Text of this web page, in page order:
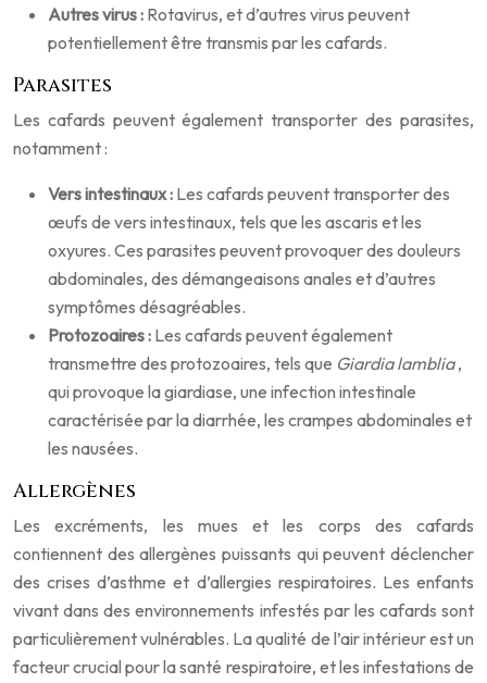
Autres virus : Rotavirus, et d’autres virus peuvent
potentiellement être transmis par les cafards.
Parasites
Les cafards peuvent également transporter des parasites,
notamment :
Vers intestinaux : Les cafards peuvent transporter des
œufs de vers intestinaux, tels que les ascaris et les
oxyures. Ces parasites peuvent provoquer des douleurs
abdominales, des démangeaisons anales et d’autres
symptômes désagréables.
Protozoaires : Les cafards peuvent également
transmettre des protozoaires, tels que Giardia lamblia,
qui provoque la giardiase, une infection intestinale
caractérisée par la diarrhée, les crampes abdominales et
les nausées.
Allergènes
Les excréments, les mues et les corps des cafards
contiennent des allergènes puissants qui peuvent déclencher
des crises d’asthme et d’allergies respiratoires. Les enfants
vivant dans des environnements infestés par les cafards sont
particulièrement vulnérables. La qualité de l’air intérieur est un
facteur crucial pour la santé respiratoire, et les infestations de